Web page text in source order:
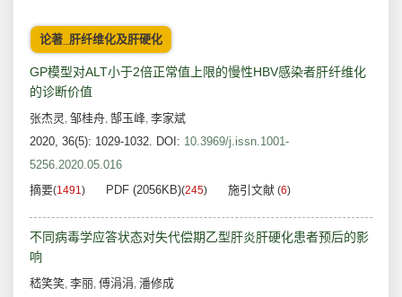
论著_肝纤维化及肝硬化
GP模型对ALT小于2倍正常值上限的慢性HBV感染者肝纤维化
的诊断价值
张杰灵 , 邹桂舟, 郜玉峰, 李家斌
2020, 36(5): 1029-1032. DOI: 10.3969/j.issn.1001-
5256.2020.05.016
摘要(1491) PDF (2056KB)(245) 施引文献 (6)
不同病毒学应答状态对失代偿期乙型肝炎肝硬化患者预后的影
响
嵇笑笑, 李丽, 傅涓涓, 潘修成